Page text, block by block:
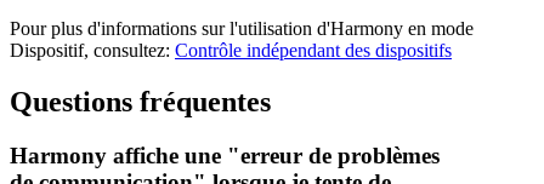
Pour plus d'informations sur l'utilisation d'Harmony en mode
Dispositif, consultez: Contrôle indépendant des dispositifs
Questions fréquentes
Harmony affiche une "erreur de problèmes